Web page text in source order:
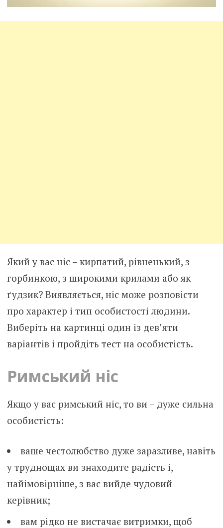
Який у вас ніс – кирпатий, рівненький, з
горбинкою, з широкими крилами або як
ґудзик? Виявляється, ніс може розповісти
про характер і тип особистості людини.
Виберіть на картинці один із дев’яти
варіантів і пройдіть тест на особистість.
Римський ніс
Якщо у вас римський ніс, то ви – дуже сильна
особистість:
ваше честолюбство дуже заразливе, навіть
у труднощах ви знаходите радість і,
найімовірніше, з вас вийде чудовий
керівник;
вам рідко не вистачає витримки, щоб